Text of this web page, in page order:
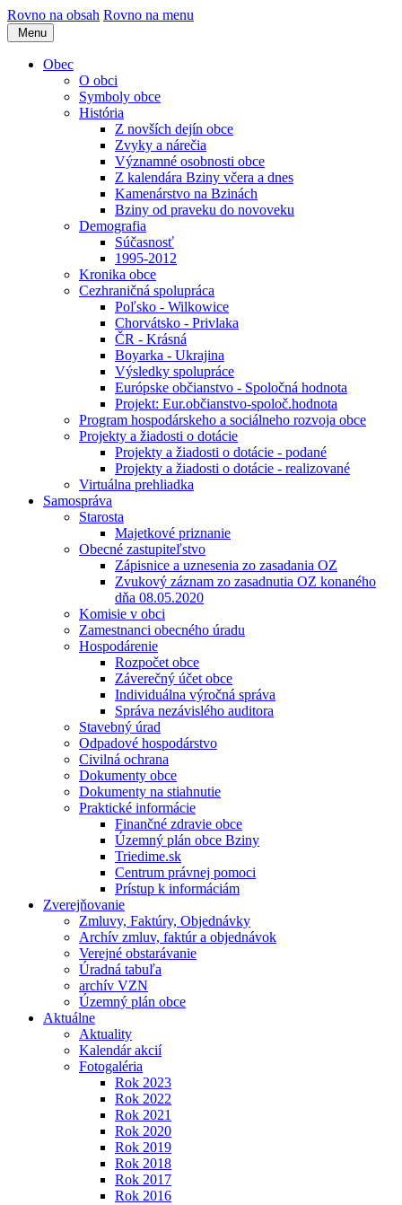
Rovno na obsah Rovno na menu
Menu
Obec
O obci
Symboly obce
História
Z novších dejín obce
Zvyky a nárečia
Významné osobnosti obce
Z kalendára Bziny včera a dnes
Kamenárstvo na Bzinách
Bziny od praveku do novoveku
Demografia
Súčasnosť
1995-2012
Kronika obce
Cezhraničná spolupráca
Poľsko - Wilkowice
Chorvátsko - Privlaka
ČR - Krásná
Boyarka - Ukrajina
Výsledky spolupráce
Európske občianstvo - Spoločná hodnota
Projekt: Eur.občianstvo-spoloč.hodnota
Program hospodárskeho a sociálneho rozvoja obce
Projekty a žiadosti o dotácie
Projekty a žiadosti o dotácie - podané
Projekty a žiadosti o dotácie - realizované
Virtuálna prehliadka
Samospráva
Starosta
Majetkové priznanie
Obecné zastupiteľstvo
Zápisnice a uznesenia zo zasadania OZ
Zvukový záznam zo zasadnutia OZ konaného
dňa 08.05.2020
Komisie v obci
Zamestnanci obecného úradu
Hospodárenie
Rozpočet obce
Záverečný účet obce
Individuálna výročná správa
Správa nezávislého auditora
Stavebný úrad
Odpadové hospodárstvo
Civilná ochrana
Dokumenty obce
Dokumenty na stiahnutie
Praktické informácie
Finančné zdravie obce
Územný plán obce Bziny
Triedime.sk
Centrum právnej pomoci
Prístup k informáciám
Zverejňovanie
Zmluvy, Faktúry, Objednávky
Archív zmluv, faktúr a objednávok
Verejné obstarávanie
Úradná tabuľa
archív VZN
Územný plán obce
Aktuálne
Aktuality
Kalendár akcií
Fotogaléria
Rok 2023
Rok 2022
Rok 2021
Rok 2020
Rok 2019
Rok 2018
Rok 2017
Rok 2016